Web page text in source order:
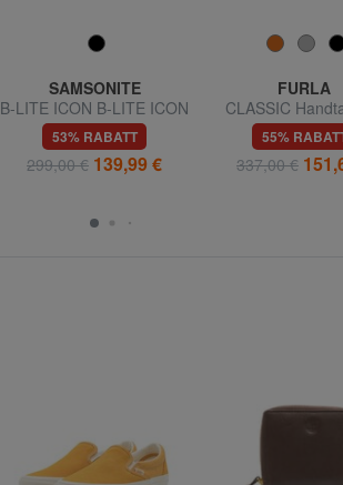
SAMSONITE
B-LITE ICON B-LITE ICON
exp, groß
53% RABATT
299,00 € 139,99 €
FURLA
CLASSIC
55%
337,00 €